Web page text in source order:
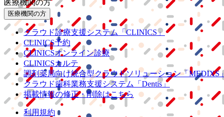
医療機関の方
医療機関の方
クラウド診療支援システム
「CLINICS」
CLINICS予約
CLINICSオンライン診療
CLINICSカルテ
調剤薬局向け統合型クラウドソリューション「MEDIXS」
クラウド歯科業務支援システム
「Dentis」
掲載情報の修正・削除はこちら
利用規約